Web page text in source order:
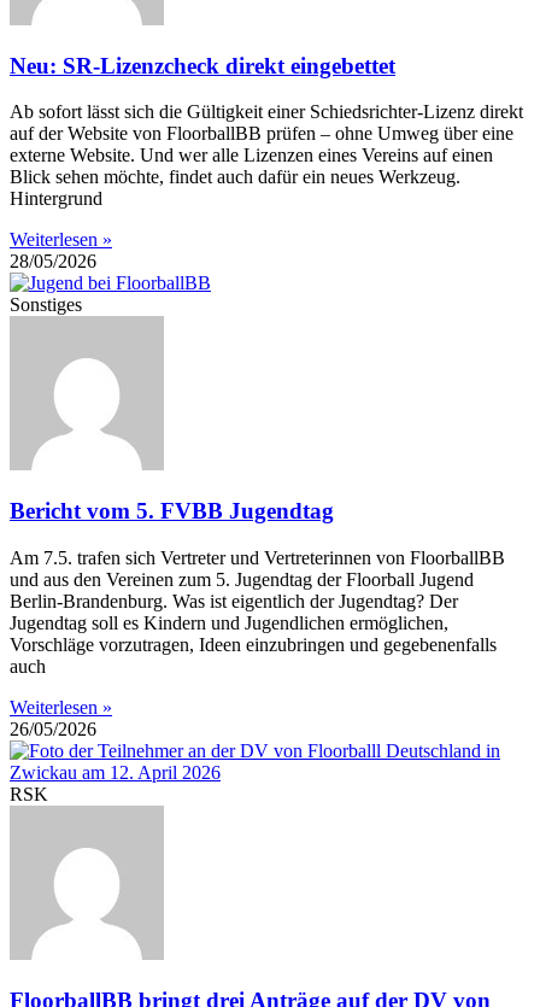
Neu: SR-Lizenzcheck direkt eingebettet
Ab sofort lässt sich die Gültigkeit einer Schiedsrichter-Lizenz direkt
auf der Website von FloorballBB prüfen – ohne Umweg über eine
externe Website. Und wer alle Lizenzen eines Vereins auf einen
Blick sehen möchte, findet auch dafür ein neues Werkzeug.
Hintergrund
Weiterlesen »
28/05/2026
Sonstiges
Bericht vom 5. FVBB Jugendtag
Am 7.5. trafen sich Vertreter und Vertreterinnen von FloorballBB
und aus den Vereinen zum 5. Jugendtag der Floorball Jugend
Berlin-Brandenburg. Was ist eigentlich der Jugendtag? Der
Jugendtag soll es Kindern und Jugendlichen ermöglichen,
Vorschläge vorzutragen, Ideen einzubringen und gegebenenfalls
auch
Weiterlesen »
26/05/2026
RSK
FloorballBB bringt drei Anträge auf der DV von